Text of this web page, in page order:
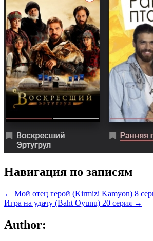
Навигация по записям
← Мой отец герой (Kirmizi Kamyon) 8
Игра на удачу (Baht Oyunu) 20 серия →
Author: